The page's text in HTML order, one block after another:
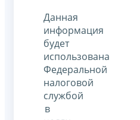
Данная
информация
будет
использована
Федеральной
налоговой
службой
в